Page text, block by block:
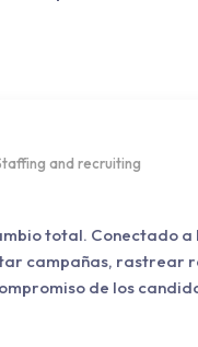
and recruiting
total. Conectado a
campañas, rastrear
de los